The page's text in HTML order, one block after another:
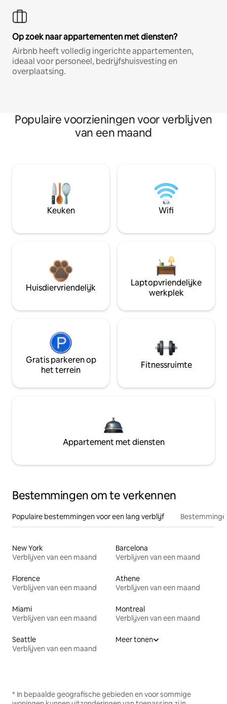
Op zoek naar appartementen met diensten?
Airbnb heeft volledig ingerichte appartementen,
ideaal voor personeel, bedrijfshuisvesting en
overplaatsing.
Populaire voorzieningen voor verblijven
van een maand
Keuken Wifi
Huisdiervriendelijk
Laptopvriendelijke
werkplek
Gratis parkeren op
het terrein
Fitnessruimte
Appartement met diensten
Bestemmingen om te verkennen
Populaire bestemmingen voor een lang verblijf
New York
Verblijven van een maand
Barcelona
Verblijven van een maand
Florence
Verblijven van een maand
Athene
Verblijven van een maand
Miami
Verblijven van een maand
Montreal
Verblijven van een maand
Seattle
Verblijven van een maand
Meer tonen
* In bepaalde geografische gebieden en voor sommige